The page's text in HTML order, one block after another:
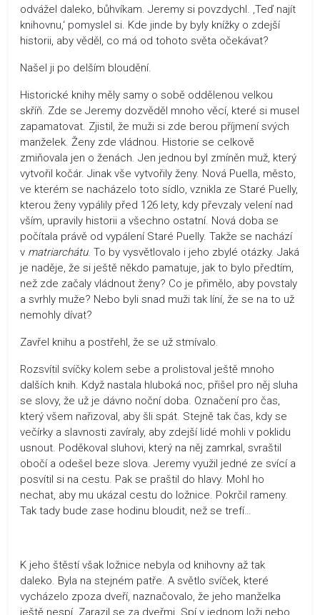
odvážel daleko, bůhvíkam. Jeremy si povzdychl. ‚Teď najít
knihovnu,‘ pomyslel si. Kde jinde by byly knížky o zdejší
historii, aby věděl, co má od tohoto světa očekávat?
Našel ji po delším bloudění.
Historické knihy měly samy o sobě oddělenou velkou
skříň. Zde se Jeremy dozvěděl mnoho věcí, které si musel
zapamatovat. Zjistil, že muži si zde berou příjmení svých
manželek. Ženy zde vládnou. Historie se celkově
zmiňovala jen o ženách. Jen jednou byl zmíněn muž, který
vytvořil kočár. Jinak vše vytvořily ženy. Nová Puella, město,
ve kterém se nacházelo toto sídlo, vznikla ze Staré Puelly,
kterou ženy vypálily před 126 lety, kdy převzaly velení nad
vším, upravily historii a všechno ostatní. Nová doba se
počítala právě od vypálení Staré Puelly. Takže se nachází
v matriarchátu. To by vysvětlovalo i jeho zbylé otázky. Jaká
je naděje, že si ještě někdo pamatuje, jak to bylo předtím,
než zde začaly vládnout ženy? Co je přimělo, aby povstaly
a svrhly muže? Nebo byli snad muži tak líní, že se na to už
nemohly dívat?
Zavřel knihu a postřehl, že se už stmívalo.
Rozsvítil svíčky kolem sebe a prolistoval ještě mnoho
dalších knih. Když nastala hluboká noc, přišel pro něj sluha
se slovy, že už je dávno noční doba. Označení pro čas,
který všem nařizoval, aby šli spát. Stejně tak čas, kdy se
večírky a slavnosti zavíraly, aby zdejší lidé mohli v poklidu
usnout. Poděkoval sluhovi, který na něj zamrkal, svraštil
obočí a odešel beze slova. Jeremy využil jedné ze svící a
posvítil si na cestu. Pak se praštil do hlavy. Mohl ho
nechat, aby mu ukázal cestu do ložnice. Pokrčil rameny.
Tak tady bude zase hodinu bloudit, než se trefí…
K jeho štěstí však ložnice nebyla od knihovny až tak
daleko. Byla na stejném patře. A světlo svíček, které
vycházelo zpoza dveří, naznačovalo, že jeho manželka
ještě nespí. Zarazil se za dveřmi. Spí v jednom loži nebo